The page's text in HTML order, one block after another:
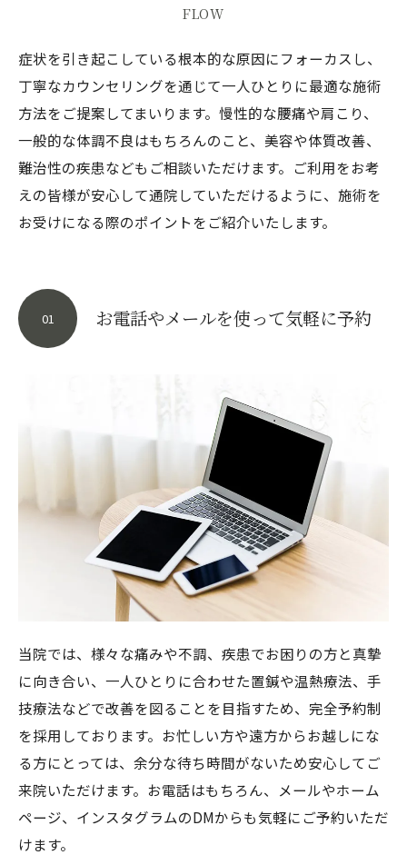
FLOW
症状を引き起こしている根本的な原因にフォーカスし、
丁寧なカウンセリングを通じて一人ひとりに最適な施術
方法をご提案してまいります。慢性的な腰痛や肩こり、
一般的な体調不良はもちろんのこと、美容や体質改善、
難治性の疾患などもご相談いただけます。ご利用をお考
えの皆様が安心して通院していただけるように、施術を
お受けになる際のポイントをご紹介いたします。
お電話やメールを使って気軽に予約
01
当院では、様々な痛みや不調、疾患でお困りの方と真摯
に向き合い、一人ひとりに合わせた置鍼や温熱療法、手
技療法などで改善を図ることを目指すため、完全予約制
を採用しております。お忙しい方や遠方からお越しにな
る方にとっては、余分な待ち時間がないため安心してご
来院いただけます。お電話はもちろん、メールやホーム
ページ、インスタグラムのDMからも気軽にご予約いただ
けます。